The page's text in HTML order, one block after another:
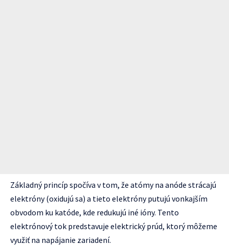
Základný princíp spočíva v tom, že atómy na anóde strácajú
elektróny (oxidujú sa) a tieto elektróny putujú vonkajším
obvodom ku katóde, kde redukujú iné ióny. Tento
elektrónový tok predstavuje elektrický prúd, ktorý môžeme
využiť na napájanie zariadení.